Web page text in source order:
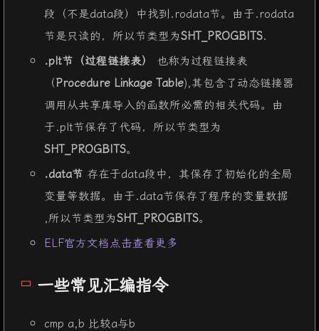
段（不是data段）中找到.rodata节。由于.rodata
节是只读的，所以节类型为SHT_PROGBITS.
.plt节（过程链接表）
也称为过程链接表
（Procedure Linkage Table),其包含了动态链接器
调用从共享库导入的函数所必需的相关代码。由
于.plt节保存了代码，所以节类型为
SHT_PROGBITS。
.data节 存在于data段中，其保存了初始化的全局
变量等数据。由于.data节保存了程序的变量数据
,所以节类型为SHT_PROGBITS。
ELF官方文档点击查看更多
一些常见汇编指令
cmp a,b 比较a与b